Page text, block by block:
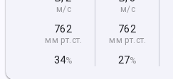
м/с
762
мм рт.ст.
34%
м/с
762
мм рт.ст.
27%